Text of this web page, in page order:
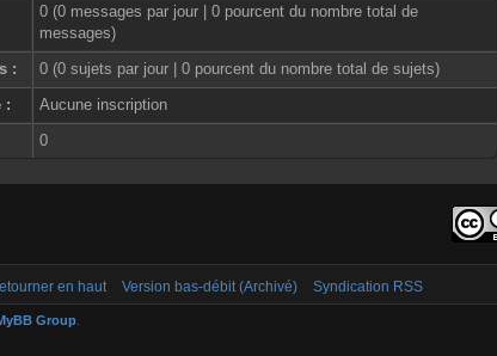
0 (0 messages par jour | 0 pourcent du nombre total de
messages)
:
0 (0 sujets par jour | 0 pourcent du nombre total de sujets)
:
Aucune inscription
0
en haut Version bas-débit (Archivé) Syndication RSS
Group.